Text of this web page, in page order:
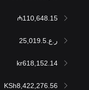
₼110,648.15
ر.ع.25,019.5
kr618,152.14
KSh8,422,276.56